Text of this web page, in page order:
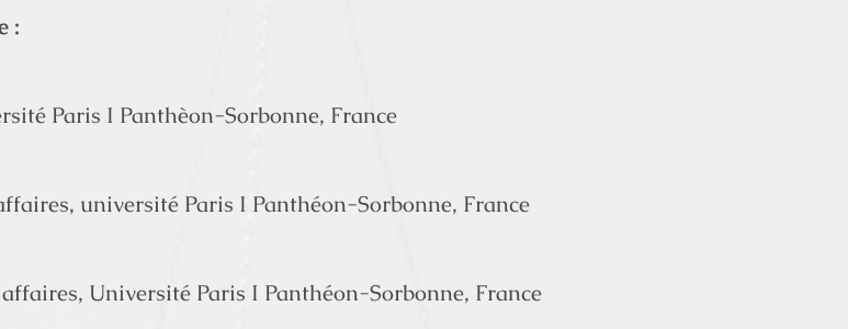
:
Paris I Panthèon-Sorbonne, France
université Paris I Panthéon-Sorbonne, France
Université Paris I Panthéon-Sorbonne, France